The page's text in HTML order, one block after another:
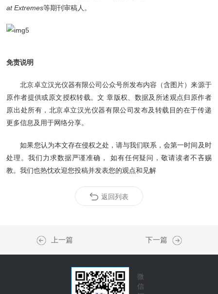
at Extremes等期刊审稿人。
免责说明
北京卓立汉光仪器有限公司公众号所发布内容（含图片）来源于
原作者提供或原文授权转载。文 章版权、数据及所述观点归原作者
原出处所有，北京卓立汉光仪器有限公司发布及转载目的在于传递
更多信息及用于网络分享。
如果您认为本文存在侵权之处，请与我们联系，会第一时间及时
处理。我们力求数据严谨准确， 如有任何疑问，敬请读者不吝赐
教。我们也热忱欢迎您投稿并发表您的观点和见解
返回列表
上一篇 下一篇
微
信